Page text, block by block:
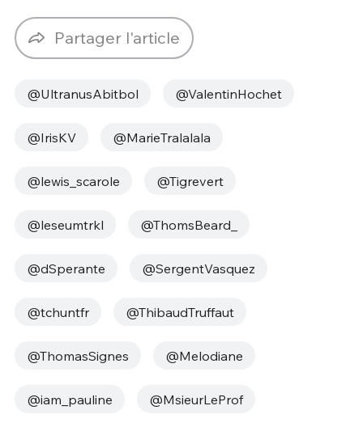
Partager l'article
@UltranusAbitbol @ValentinHochet
@IrisKV @MarieTralalala
@lewis_scarole @Tigrevert
@leseumtrkl @ThomsBeard_
@dSperante @SergentVasquez
@tchuntfr @ThibaudTruffaut
@ThomasSignes @Melodiane
@iam_pauline @MsieurLeProf